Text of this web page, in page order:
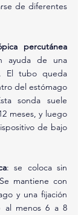
de diferentes
percutánea
ayuda de una
El tubo queda
del estómago
sonda suele
meses, y luego
de bajo
: se coloca sin
mantiene con
y una fijación
al menos 6 a 8